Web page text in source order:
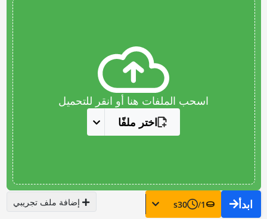
اسحب الملفات هنا أو انقر للتحميل
اختر ملفًا
ابدأ 1
/
30
s إضافة ملف تجريبي